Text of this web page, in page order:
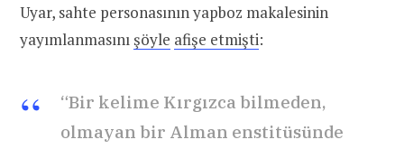
Uyar, sahte personasının yapboz makalesinin
yayımlanmasınışöyle afişe etmişti:
“Bir kelime Kırgızca bilmeden,
olmayan bir Alman enstitüsünde